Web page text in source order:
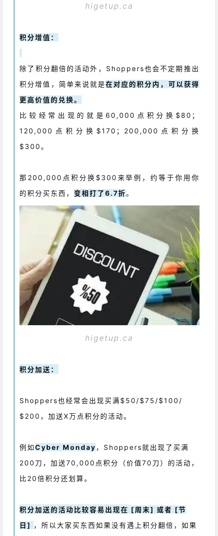
higetup.ca
积分增值：
除了积分翻倍的活动外，Shoppers也会不定期推出
积分增值，简单来说就是在对应的积分内，可以获得
更高价值的兑换。
比较经常出现的就是60,000点积分换$80；
120,000点积分换$170；200,000点积分换
$300。
那200,000点积分换$300来举例，约等于你用你
的积分买东西， 变相打了6.7折。
higetup.ca
积分加送：
Shoppers也经常会出现买满$50/$75/$100/
$200，加送X万点积分的活动。
例如Cyber Monday ，Shoppers就出现了买满
200刀，加送70,000点积分（价值70刀）的活动，
比20倍积分还划算。
积分加送的活动比较容易出现在 [周末] 或者 [节
日] ，所以大家买东西如果没有遇上积分翻倍，如果